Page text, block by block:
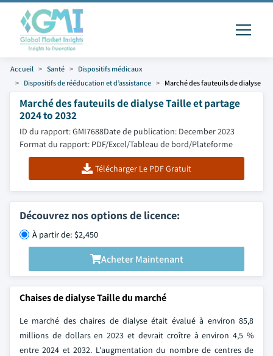
Accueil Santé
Dispositifs médicaux
Dispositifs de rééducation et d’assistance
Marché des fauteuils de dialyse
Marché des fauteuils de dialyse Taille et partage
2024 to 2032
ID du rapport: GMI7688Date de publication: December 2023
Format du rapport: PDF/Excel/Tableau de bord/Plateforme
Télécharger Le PDF Gratuit
Découvrez nos options de licence:
À partir de: $2,450
Acheter Maintenant
Chaises de dialyse Taille du marché
Le marché des chaires de dialyse était évalué à environ 85,8
millions de dollars en 2023 et devrait croître à environ 4,5 %
entre 2024 et 2032. L'augmentation du nombre de centres de